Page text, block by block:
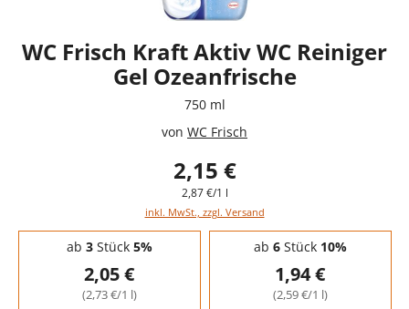
WC Frisch Kraft Aktiv WC Reiniger
Gel Ozeanfrische
750 ml
von WC Frisch
2,15 €
2,87 €/1 l
inkl. MwSt., zzgl. Versand
Staffelpreise - Mengenrabatt
ab 3Stück 5%
2,05 €
(2,73 €/1 l)
ab 6Stück 10%
1,94 €
(2,59 €/1 l)